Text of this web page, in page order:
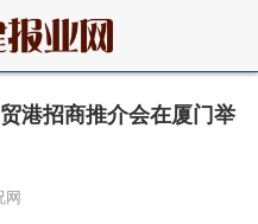
港招商推介会在厦门举
网